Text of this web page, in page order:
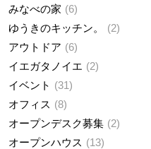
みなべの家
6
ゆうきのキッチン。
2
アウトドア
6
イエガタノイエ
2
イベント
31
オフィス
8
オープンデスク募集
2
オープンハウス
13